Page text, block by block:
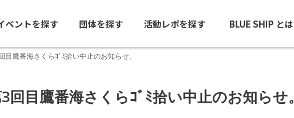
ベントを探す 団体を探す 活動レポを探す BLUE SHIP とは
目鷹番海さくらｺﾞﾐ拾い中止のお知らせ。
回目鷹番海さくらｺﾞﾐ拾い中止のお知らせ。